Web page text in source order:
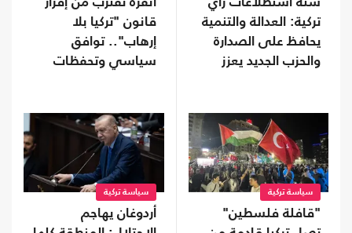
تركية: العدالة والتنمية
يحافظ على الصدارة
والحزب الجديد يعزز
أنقرة تقترب من إقرار
قانون "تركيا بلا
إرهاب".. توافق
سياسي وتحفظات
سياسة تركية
"قافلة فلسطين"
سياسة تركية
أردوغان يهاجم